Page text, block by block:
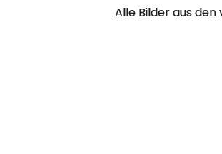
Alle Bilder aus